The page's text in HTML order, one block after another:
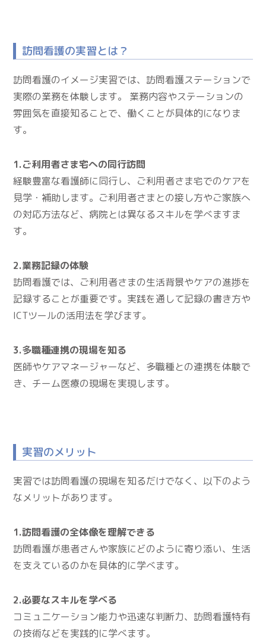
訪問看護の実習とは？
訪問看護のイメージ実習では、訪問看護ステーションで
実際の業務を体験します。 業務内容やステーションの
雰囲気を直接知ることで、働くことが具体的になりま
す。
1.ご利用者さま宅への同行訪問
経験豊富な看護師に同行し、ご利用者さま宅でのケアを
見学・補助します。ご利用者さまとの接し方やご家族へ
の対応方法など、病院とは異なるスキルを学べますま
す。
2.業務記録の体験
訪問看護では、ご利用者さまの生活背景やケアの進捗を
記録することが重要です。実践を通して記録の書き方や
ICTツールの活用法を学びます。
3.多職種連携の現場を知る
医師やケアマネージャーなど、多職種との連携を体験で
き、チーム医療の現場を実現します。
実習のメリット
実習では訪問看護の現場を知るだけでなく、以下のよう
なメリットがあります。
1.訪問看護の全体像を理解できる
訪問看護が患者さんや家族にどのように寄り添い、生活
を支えているのかを具体的に学べます。
2.必要なスキルを学べる
コミュニケーション能力や迅速な判断力、訪問看護特有
の技術などを実践的に学べます。